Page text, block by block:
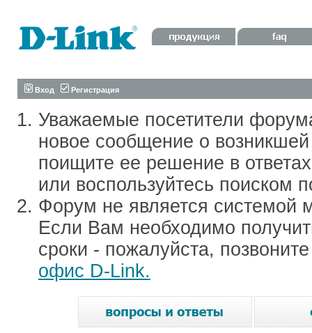
Вход Регистрация
Уважаемые посетители
новое сообщение о
поищите ее решение в
или воспользуйтесь поиском
Форум не является системой
Если Вам необходимо
сроки - пожалуйста,
офис D-Link.